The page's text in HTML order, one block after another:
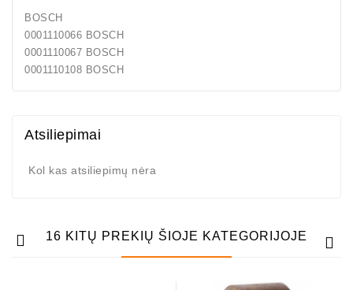
Generatorių
Remontas
Starterių
Remontas
BOSCH
0001110066 BOSCH
0001110067 BOSCH
0001110108 BOSCH
Atsiliepimai
Kol kas atsiliepimų nėra
16 KITŲ PREKIŲ ŠIOJE KATEGORIJOJE